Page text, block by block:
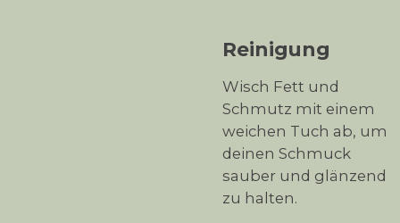
Reinigung
Wisch Fett und
Schmutz mit einem
weichen Tuch ab, um
deinen Schmuck
sauber und glänzend
zu halten.